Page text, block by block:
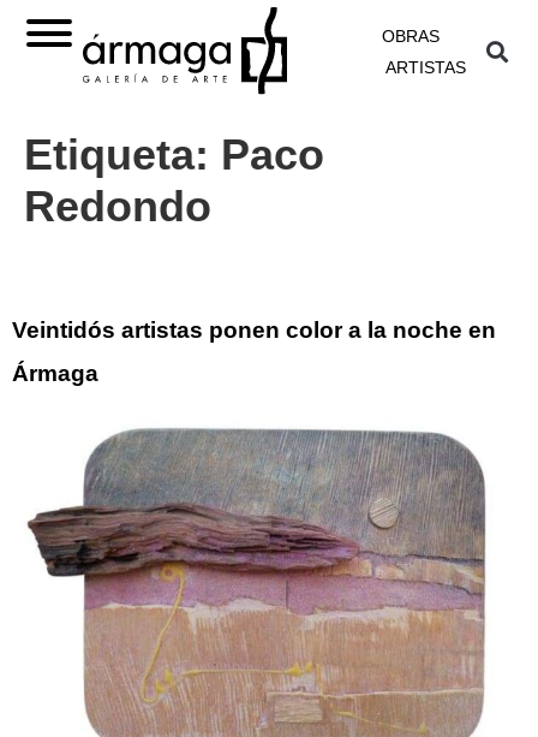
OBRAS
ARTISTAS
Etiqueta: Paco
Redondo
Veintidós artistas ponen color a la noche en
Ármaga